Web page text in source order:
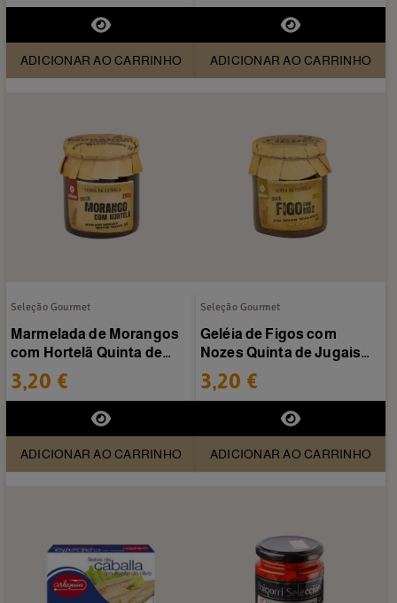
ADICIONAR AO CARRINHO ADICIONAR AO CARRINHO
Seleção Gourmet
Marmelada de Morangos
com Hortelã Quinta de
Jugais 280 g
3,20 €
ADICIONAR AO CARRINHO
Seleção Gourmet
Geléia de Figos com
Nozes Quinta de Jugais
280 g
3,20 €
ADICIONAR AO CARRINHO